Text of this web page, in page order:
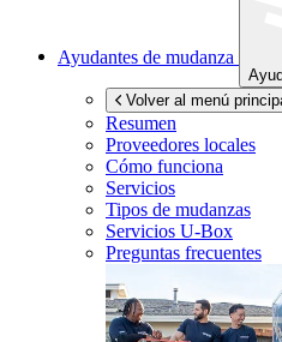
Ayudantes de mudanza
Volver al menú
Resumen
Proveedores locales
Cómo funciona
Servicios
Tipos de mudanzas
Servicios U-Box
Preguntas frecuentes